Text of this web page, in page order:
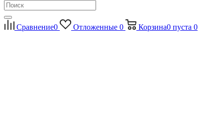
Сравнение0 Отложенные 0 Корзина0 пуста 0